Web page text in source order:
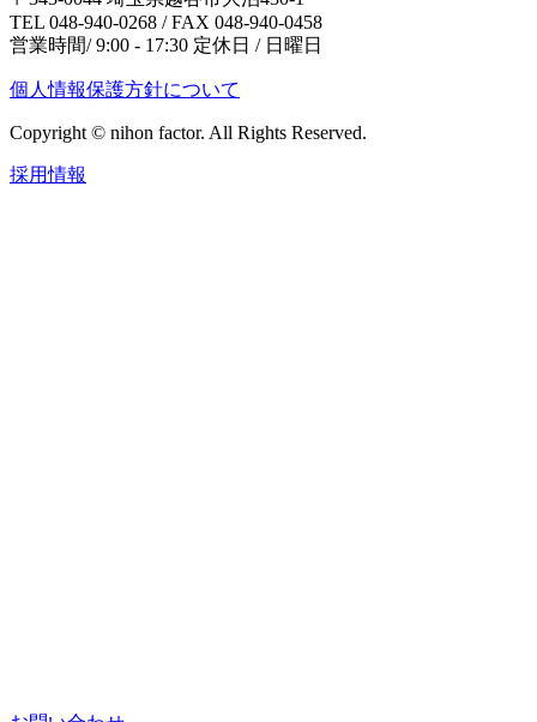
TEL 048-940-0268 / FAX 048-940-0458
営業時間/ 9:00 - 17:30 定休日 / 日曜日
個人情報保護方針について
Copyright © nihon factor. All Rights Reserved.
採用情報